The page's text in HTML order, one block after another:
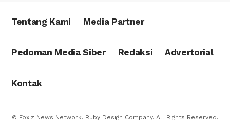
Tentang Kami Media Partner
Pedoman Media Siber Redaksi Advertorial
Kontak
© Foxiz News Network. Ruby Design Company. All Rights Reserved.